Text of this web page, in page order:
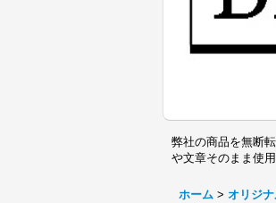
弊社の商品を無断
や文章そのまま使
ホーム > オリジ